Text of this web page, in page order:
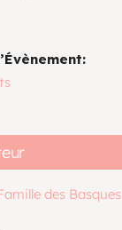
des Basques